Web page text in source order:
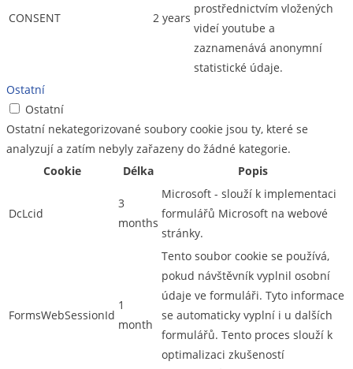
CONSENT 2 years
prostřednictvím vložených
videí youtube a
zaznamenává anonymní
statistické údaje.
Ostatní
Ostatní
Ostatní nekategorizované soubory cookie jsou ty, které se
analyzují a zatím nebyly zařazeny do žádné kategorie.
Cookie
Délka Popis
DcLcid
3
months
Microsoft - slouží k implementaci
formulářů Microsoft na webové
stránky.
FormsWebSessionId
1
month
Tento soubor cookie se používá,
pokud návštěvník vyplnil osobní
údaje ve formuláři. Tyto informace
se automaticky vyplní i u dalších
formulářů. Tento proces slouží k
optimalizaci zkušeností